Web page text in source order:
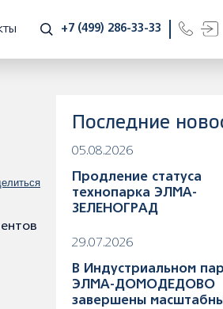
+7 (499) 286-33-33
Последние
05.08.2026
Продление статуса
технопарка ЭЛМА-
ЗЕЛЕНОГРАД
29.07.2026
В Индустриальном
ЭЛМА-ДОМОДЕДОВО
завершены